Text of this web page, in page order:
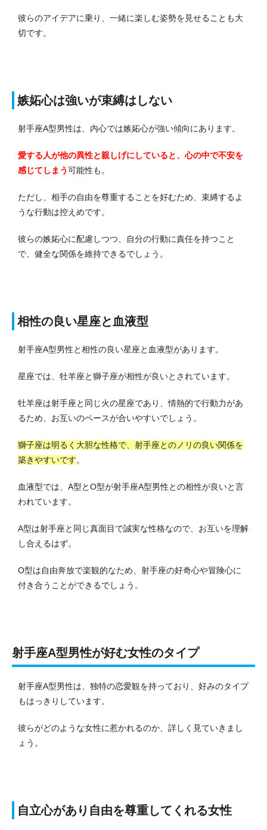
彼らのアイデアに乗り、一緒に楽しむ姿勢を見せることも大
切です。
嫉妬心は強いが束縛はしない
射手座A型男性は、内心では嫉妬心が強い傾向にあります。
愛する人が他の異性と親しげにしていると、心の中で不安を
感じてしまう可能性も。
ただし、相手の自由を尊重することを好むため、束縛するよ
うな行動は控えめです。
彼らの嫉妬心に配慮しつつ、自分の行動に責任を持つこと
で、健全な関係を維持できるでしょう。
相性の良い星座と血液型
射手座A型男性と相性の良い星座と血液型があります。
星座では、牡羊座と獅子座が相性が良いとされています。
牡羊座は射手座と同じ火の星座であり、情熱的で行動力があ
るため、お互いのペースが合いやすいでしょう。
獅子座は明るく大胆な性格で、射手座とのノリの良い関係を
築きやすいです。
血液型では、A型とO型が射手座A型男性との相性が良いと言
われています。
A型は射手座と同じ真面目で誠実な性格なので、お互いを理解
し合えるはず。
O型は自由奔放で楽観的なため、射手座の好奇心や冒険心に
付き合うことができるでしょう。
射手座A型男性が好む女性のタイプ
射手座A型男性は、独特の恋愛観を持っており、好みのタイプ
もはっきりしています。
彼らがどのような女性に惹かれるのか、詳しく見ていきまし
ょう。
自立心があり自由を尊重してくれる女性